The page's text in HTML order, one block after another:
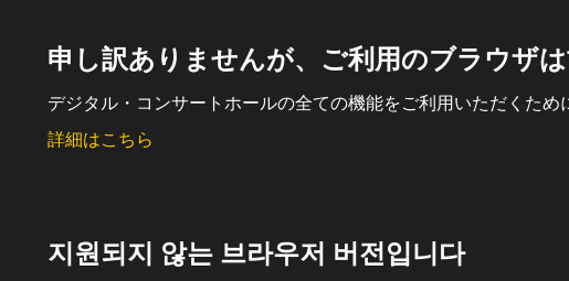
申し訳ありませんが、ご利用のブラウザ
デジタル・コンサートホールの全ての機能をご利用いただくため
詳細はこちら
지원되지 않는 브라우저 버전입니다